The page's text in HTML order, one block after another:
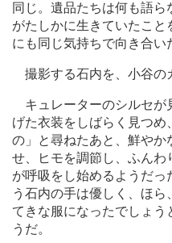
同じ。遺品たちは何も語ら
がたしかに生きていたこ
にも同じ気持ちで向き合い
撮影する石内を、小谷の
キュレーターのシルセが
げた衣装をしばらく見つめ
の」と尋ねたあと、鮮や
せ、ヒモを調節し、ふんわ
が呼吸をし始めるようだっ
う石内の手は優しく、ほ
てきな服になったでしょう
うだ。